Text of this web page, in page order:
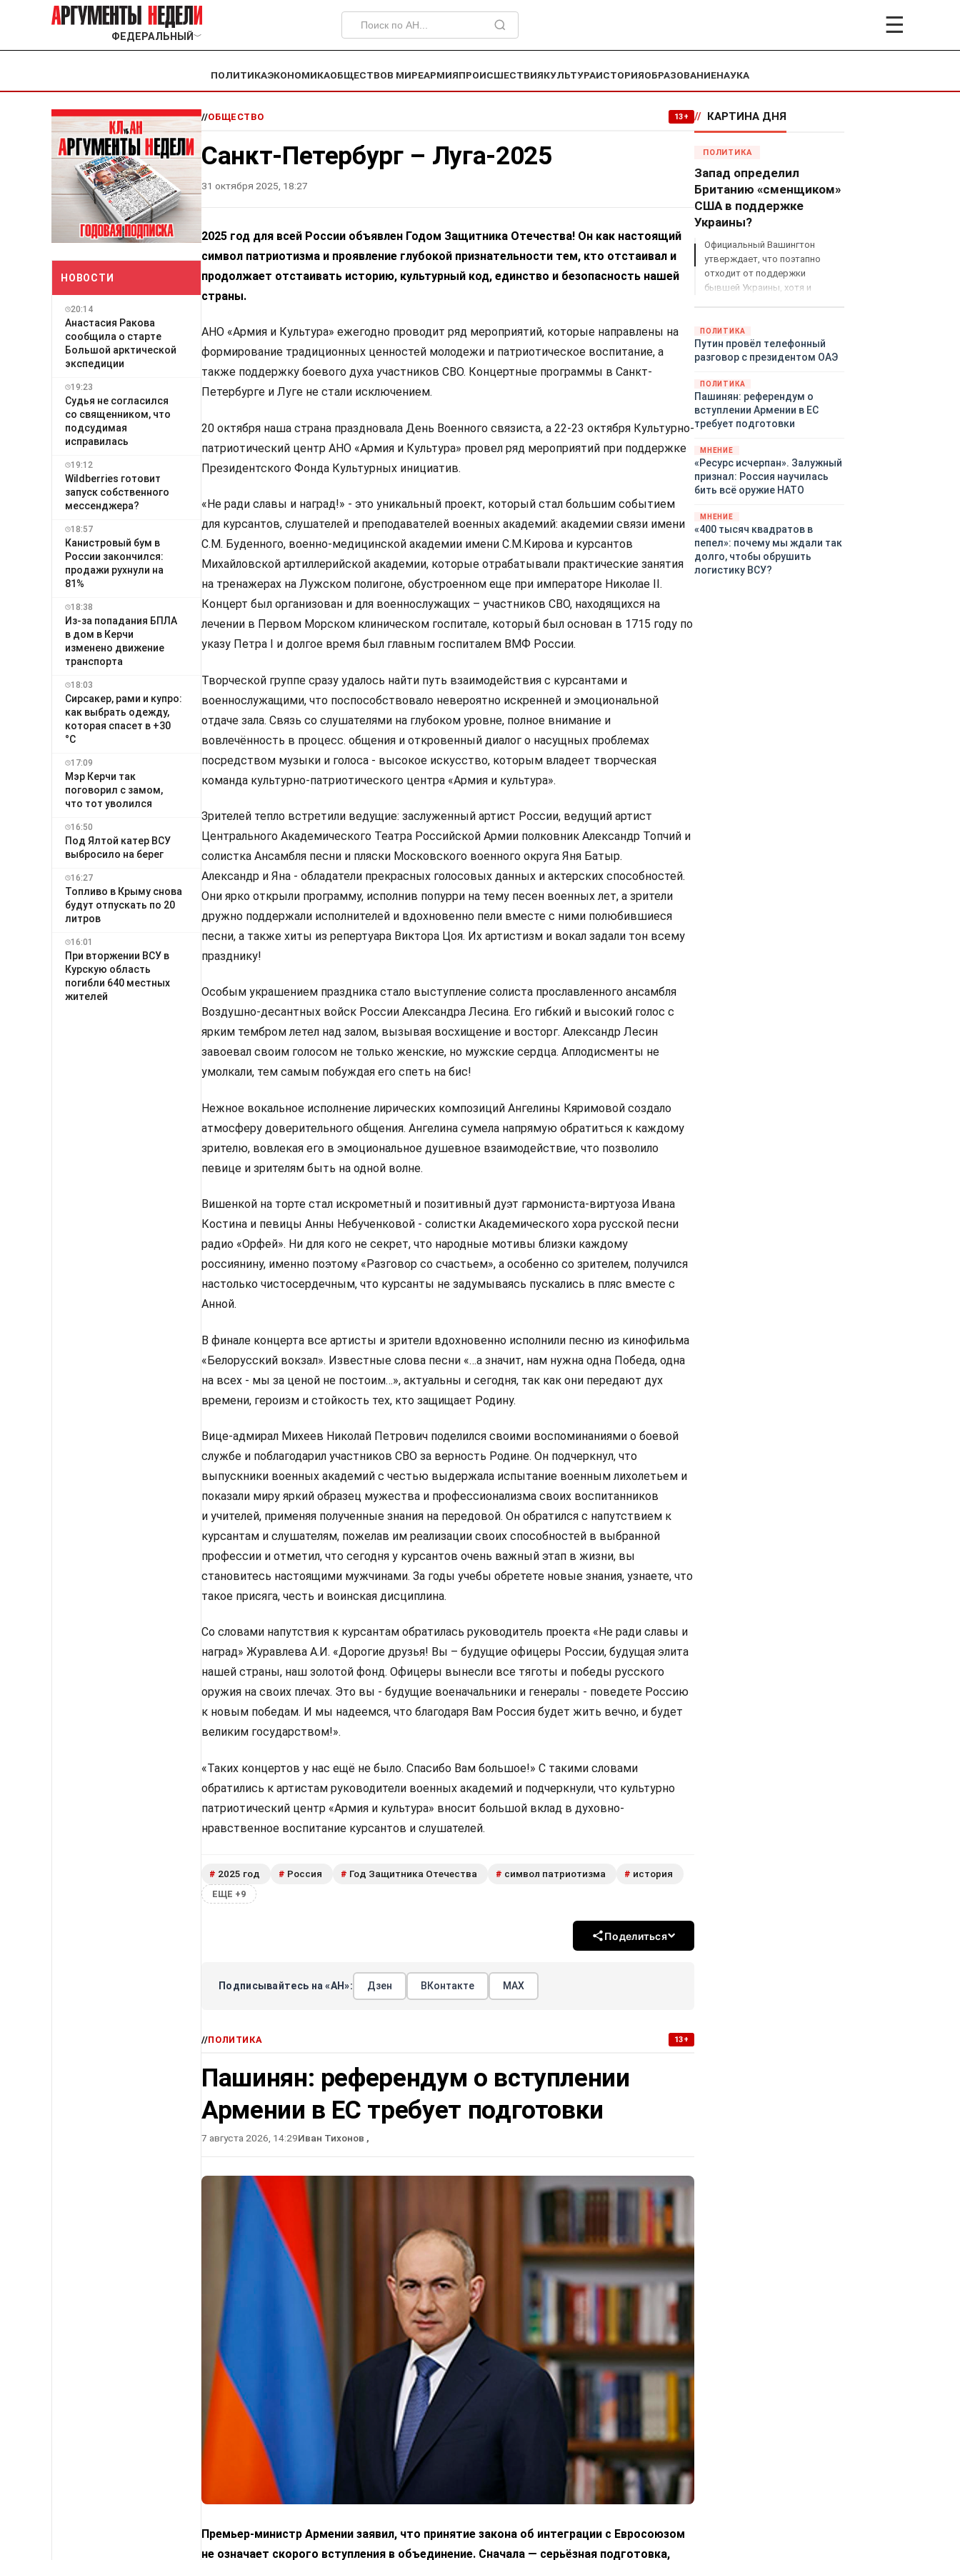
ФЕДЕРАЛЬНЫЙ ﹀ ☰
ПОЛИТИКАЭКОНОМИКАОБЩЕСТВОВ МИРЕАРМИЯПРОИСШЕСТВИЯКУЛЬТУРАИСТОРИЯОБРАЗОВАНИЕНАУКА
НОВОСТИ
20:14
Анастасия Ракова
сообщила о старте
Большой арктической
экспедиции
19:23
Судья не согласился
со священником, что
подсудимая
исправилась
19:12
Wildberries готовит
запуск собственного
мессенджера?
18:57
Канистровый бум в
России закончился:
продажи рухнули на
81%
18:38
Из-за попадания БПЛА
в дом в Керчи
изменено движение
транспорта
18:03
Сирсакер, рами и купро:
как выбрать одежду,
которая спасет в +30
°C
17:09
Мэр Керчи так
поговорил с замом,
что тот уволился
16:50
Под Ялтой катер ВСУ
выбросило на берег
16:27
Топливо в Крыму снова
будут отпускать по 20
литров
16:01
При вторжении ВСУ в
Курскую область
погибли 640 местных
жителей
//ОБЩЕСТВО 13+
Санкт-Петербург – Луга-2025
31 октября 2025, 18:27
2025 год для всей России объявлен Годом Защитника Отечества! Он как настоящий
символ патриотизма и проявление глубокой признательности тем, кто отстаивал и
продолжает отстаивать историю, культурный код, единство и безопасность нашей
страны.
АНО «Армия и Культура» ежегодно проводит ряд мероприятий, которые направлены на
формирование традиционных ценностей молодежи и патриотическое воспитание, а
также поддержку боевого духа участников СВО. Концертные программы в Санкт-
Петербурге и Луге не стали исключением.
20 октября наша страна праздновала День Военного связиста, а 22-23 октября Культурно-
патриотический центр АНО «Армия и Культура» провел ряд мероприятий при поддержке
Президентского Фонда Культурных инициатив.
«Не ради славы и наград!» - это уникальный проект, который стал большим событием
для курсантов, слушателей и преподавателей военных академий: академии связи имени
С.М. Буденного, военно-медицинской академии имени С.М.Кирова и курсантов
Михайловской артиллерийской академии, которые отрабатывали практические занятия
на тренажерах на Лужском полигоне, обустроенном еще при императоре Николае II.
Концерт был организован и для военнослужащих – участников СВО, находящихся на
лечении в Первом Морском клиническом госпитале, который был основан в 1715 году по
указу Петра I и долгое время был главным госпиталем ВМФ России.
Творческой группе сразу удалось найти путь взаимодействия с курсантами и
военнослужащими, что поспособствовало невероятно искренней и эмоциональной
отдаче зала. Связь со слушателями на глубоком уровне, полное внимание и
вовлечённость в процесс. общения и откровенный диалог о насущных проблемах
посредством музыки и голоса - высокое искусство, которым владеет творческая
команда культурно-патриотического центра «Армия и культура».
Зрителей тепло встретили ведущие: заслуженный артист России, ведущий артист
Центрального Академического Театра Российской Армии полковник Александр Топчий и
солистка Ансамбля песни и пляски Московского военного округа Яня Батыр.
Александр и Яна - обладатели прекрасных голосовых данных и актерских способностей.
Они ярко открыли программу, исполнив попурри на тему песен военных лет, а зрители
дружно поддержали исполнителей и вдохновенно пели вместе с ними полюбившиеся
песни, а также хиты из репертуара Виктора Цоя. Их артистизм и вокал задали тон всему
празднику!
Особым украшением праздника стало выступление солиста прославленного ансамбля
Воздушно-десантных войск России Александра Лесина. Его гибкий и высокий голос с
ярким тембром летел над залом, вызывая восхищение и восторг. Александр Лесин
завоевал своим голосом не только женские, но мужские сердца. Аплодисменты не
умолкали, тем самым побуждая его спеть на бис!
Нежное вокальное исполнение лирических композиций Ангелины Кяримовой создало
атмосферу доверительного общения. Ангелина сумела напрямую обратиться к каждому
зрителю, вовлекая его в эмоциональное душевное взаимодействие, что позволило
певице и зрителям быть на одной волне.
Вишенкой на торте стал искрометный и позитивный дуэт гармониста-виртуоза Ивана
Костина и певицы Анны Небученковой - солистки Академического хора русской песни
радио «Орфей». Ни для кого не секрет, что народные мотивы близки каждому
россиянину, именно поэтому «Разговор со счастьем», а особенно со зрителем, получился
настолько чистосердечным, что курсанты не задумываясь пускались в пляс вместе с
Анной.
В финале концерта все артисты и зрители вдохновенно исполнили песню из кинофильма
«Белорусский вокзал». Известные слова песни «…а значит, нам нужна одна Победа, одна
на всех - мы за ценой не постоим…», актуальны и сегодня, так как они передают дух
времени, героизм и стойкость тех, кто защищает Родину.
Вице-адмирал Михеев Николай Петрович поделился своими воспоминаниями о боевой
службе и поблагодарил участников СВО за верность Родине. Он подчеркнул, что
выпускники военных академий с честью выдержала испытание военным лихолетьем и
показали миру яркий образец мужества и профессионализма своих воспитанников
и учителей, применяя полученные знания на передовой. Он обратился с напутствием к
курсантам и слушателям, пожелав им реализации своих способностей в выбранной
профессии и отметил, что сегодня у курсантов очень важный этап в жизни, вы
становитесь настоящими мужчинами. За годы учебы обретете новые знания, узнаете, что
такое присяга, честь и воинская дисциплина.
Со словами напутствия к курсантам обратилась руководитель проекта «Не ради славы и
наград» Журавлева А.И. «Дорогие друзья! Вы – будущие офицеры России, будущая элита
нашей страны, наш золотой фонд. Офицеры вынесли все тяготы и победы русского
оружия на своих плечах. Это вы - будущие военачальники и генералы - поведете Россию
к новым победам. И мы надеемся, что благодаря Вам Россия будет жить вечно, и будет
великим государством!».
«Таких концертов у нас ещё не было. Спасибо Вам большое!» С такими словами
обратились к артистам руководители военных академий и подчеркнули, что культурно
патриотический центр «Армия и культура» вносит большой вклад в духовно-
нравственное воспитание курсантов и слушателей.
# 2025 год # Россия # Год Защитника Отечества # символ патриотизма # история
ЕЩЕ +9
Поделиться
Подписывайтесь на «АН»: Дзен ВКонтакте МАХ
//ПОЛИТИКА 13+
Пашинян: референдум о вступлении
Армении в ЕС требует подготовки
7 августа 2026, 14:29Иван Тихонов ,
Премьер-министр Армении заявил, что принятие закона об интеграции с Евросоюзом
не означает скорого вступления в объединение. Сначала — серьёзная подготовка,
// КАРТИНА ДНЯ
ПОЛИТИКА
Запад определил
Британию «сменщиком»
США в поддержке
Украины?
Официальный Вашингтон
утверждает, что поэтапно
отходит от поддержки
бывшей Украины, хотя и
закупленное ранее оружие.
Также американская
администрация скидывает на
киевского режима оружием,
которое стремится продавать
всем новым снабженцам.
Однако часто возникают
предположения о возможном
«сменщике» американцев на
этом позорном посту.
Рассмотрим, кто же рвётся на
ПОЛИТИКА
Путин провёл телефонный
разговор с президентом ОАЭ
ПОЛИТИКА
Пашинян: референдум о
вступлении Армении в ЕС
требует подготовки
МНЕНИЕ
«Ресурс исчерпан». Залужный
признал: Россия научилась
бить всё оружие НАТО
МНЕНИЕ
«400 тысяч квадратов в
пепел»: почему мы ждали так
долго, чтобы обрушить
логистику ВСУ?